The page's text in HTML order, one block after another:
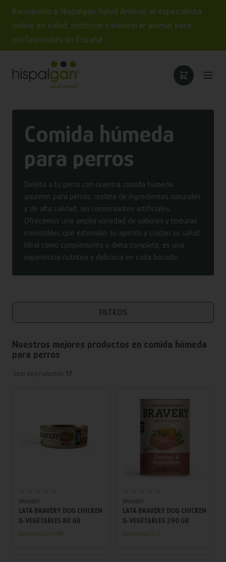
Bienvenido a Hispalgan Salud Animal, el especialista
online en salud, nutrición y bienestar animal para
profesionales en España
Comida húmeda
para perros
Deleita a tu perro con nuestra comida húmeda
gourmet para perros, repleta de ingredientes naturales
y de alta calidad, sin conservantes artificiales.
Ofrecemos una amplia variedad de sabores y texturas
irresistibles que estimulan su apetito y cuidan su salud.
Ideal como complemento o dieta completa, es una
experiencia nutritiva y deliciosa en cada bocado.
FILTROS
Nuestros mejores productos en comida húmeda
para perros
Total de productos: 17
BRAVERY
LATA BRAVERY DOG CHICKEN
& VEGETABLES 80 GR
Recíbelo en 24/48h
BRAVERY
LATA BRAVERY DOG CHICKEN
& VEGETABLES 290 GR
Recíbelo en 72 h.